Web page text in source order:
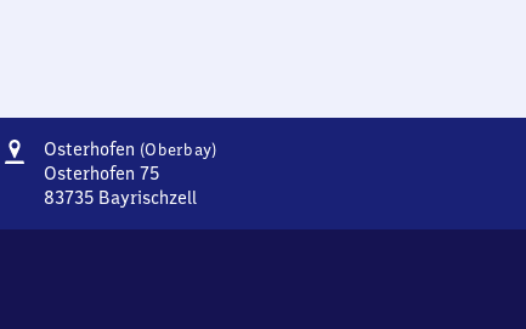
Adresse
Osterhofen (Oberbay)Osterhofen
Osterhofen 75
83735 Bayrischzell